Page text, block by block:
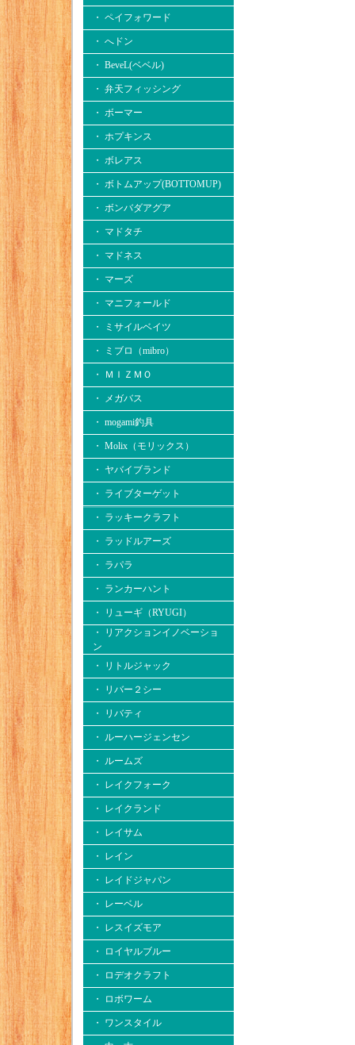
・ ペイフォワード
・ へドン
・ BeveL(ベベル)
・ 弁天フィッシング
・ ボーマー
・ ホプキンス
・ ボレアス
・ ボトムアップ(BOTTOMUP)
・ ボンバダアグア
・ マドタチ
・ マドネス
・ マーズ
・ マニフォールド
・ ミサイルベイツ
・ ミブロ（mibro）
・ ＭＩＺＭＯ
・ メガバス
・ mogami釣具
・ Molix（モリックス）
・ ヤバイブランド
・ ライブターゲット
・ ラッキークラフト
・ ラッドルアーズ
・ ラパラ
・ ランカーハント
・ リューギ（RYUGI）
・ リアクションイノベーショ
ン
・ リトルジャック
・ リバー２シー
・ リバティ
・ ルーハージェンセン
・ ルームズ
・ レイクフォーク
・ レイクランド
・ レイサム
・ レイン
・ レイドジャパン
・ レーベル
・ レスイズモア
・ ロイヤルブルー
・ ロデオクラフト
・ ロボワーム
・ ワンスタイル